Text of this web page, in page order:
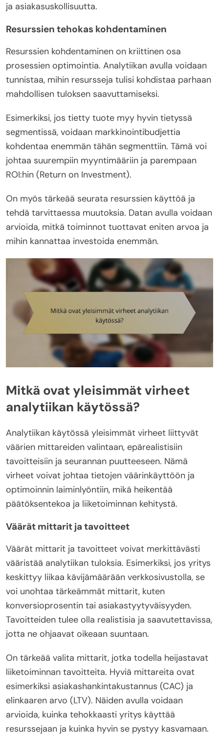
ja asiakasuskollisuutta.
Resurssien tehokas kohdentaminen
Resurssien kohdentaminen on kriittinen osa
prosessien optimointia. Analytiikan avulla voidaan
tunnistaa, mihin resursseja tulisi kohdistaa parhaan
mahdollisen tuloksen saavuttamiseksi.
Esimerkiksi, jos tietty tuote myy hyvin tietyssä
segmentissä, voidaan markkinointibudjettia
kohdentaa enemmän tähän segmenttiin. Tämä voi
johtaa suurempiin myyntimääriin ja parempaan
ROI:hin (Return on Investment).
On myös tärkeää seurata resurssien käyttöä ja
tehdä tarvittaessa muutoksia. Datan avulla voidaan
arvioida, mitkä toiminnot tuottavat eniten arvoa ja
mihin kannattaa investoida enemmän.
Mitkä ovat yleisimmät virheet
analytiikan käytössä?
Analytiikan käytössä yleisimmät virheet liittyvät
väärien mittareiden valintaan, epärealistisiin
tavoitteisiin ja seurannan puutteeseen. Nämä
virheet voivat johtaa tietojen väärinkäyttöön ja
optimoinnin laiminlyöntiin, mikä heikentää
päätöksentekoa ja liiketoiminnan kehitystä.
Väärät mittarit ja tavoitteet
Väärät mittarit ja tavoitteet voivat merkittävästi
vääristää analytiikan tuloksia. Esimerkiksi, jos yritys
keskittyy liikaa kävijämäärään verkkosivustolla, se
voi unohtaa tärkeämmät mittarit, kuten
konversioprosentin tai asiakastyytyväisyyden.
Tavoitteiden tulee olla realistisia ja saavutettavissa,
jotta ne ohjaavat oikeaan suuntaan.
On tärkeää valita mittarit, jotka todella heijastavat
liiketoiminnan tavoitteita. Hyviä mittareita ovat
esimerkiksi asiakashankintakustannus (CAC) ja
elinkaaren arvo (LTV). Näiden avulla voidaan
arvioida, kuinka tehokkaasti yritys käyttää
resurssejaan ja kuinka hyvin se pystyy kasvamaan.